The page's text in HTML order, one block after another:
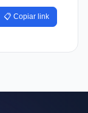
📋 Copiar link